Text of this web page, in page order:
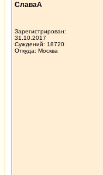
СлаваА
Зарегистрирован:
31.10.2017
Суждений: 18720
Откуда: Москва